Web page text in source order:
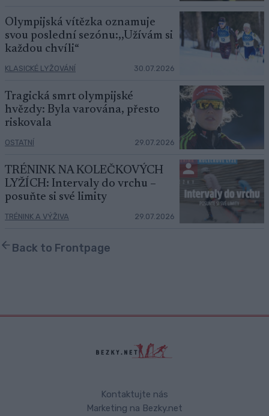
Olympijská vítězka oznamuje
svou poslední sezónu:,,Užívám si
každou chvíli“
KLASICKÉ LYŽOVÁNÍ 30.07.2026
Tragická smrt olympijské
hvězdy: Byla varována, přesto
riskovala
OSTATNÍ 29.07.2026
TRÉNINK NA KOLEČKOVÝCH
LYŽÍCH: Intervaly do vrchu –
posuňte si své limity
TRÉNINK A VÝŽIVA 29.07.2026
Back to Frontpage
Kontaktujte nás
Marketing na Bezky.net